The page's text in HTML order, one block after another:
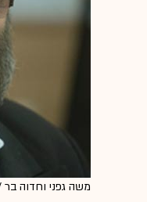
משה גפני וחדוה בר